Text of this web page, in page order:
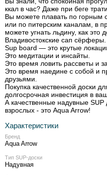
ккал в час? Даже при беге
Вы можете плавать по
или по питерским каналам, в
можете угнать льдину, как это
Владивостокские сап сёрферы.
Sup board — это крутые
Это медитации и инсайты.
Это время ловить рассветы и
Это время наедине с собой и
друзьями.
Покупка качественной доски
долгосрочная инвестиция в
А качественные надувные SUP
взрослых - это Aqua Arrow!
Характеристики
Бренд
Aqua Arrow
Тип SUP-доски
Надувная